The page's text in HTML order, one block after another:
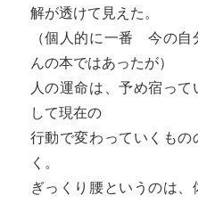
解が透けて見えた。
（個人的に一番 今の
んの本ではあったが）
人の運命は、予め宿っ
して現在の
行動で変わっていくも
く。
ぎっくり腰というのは